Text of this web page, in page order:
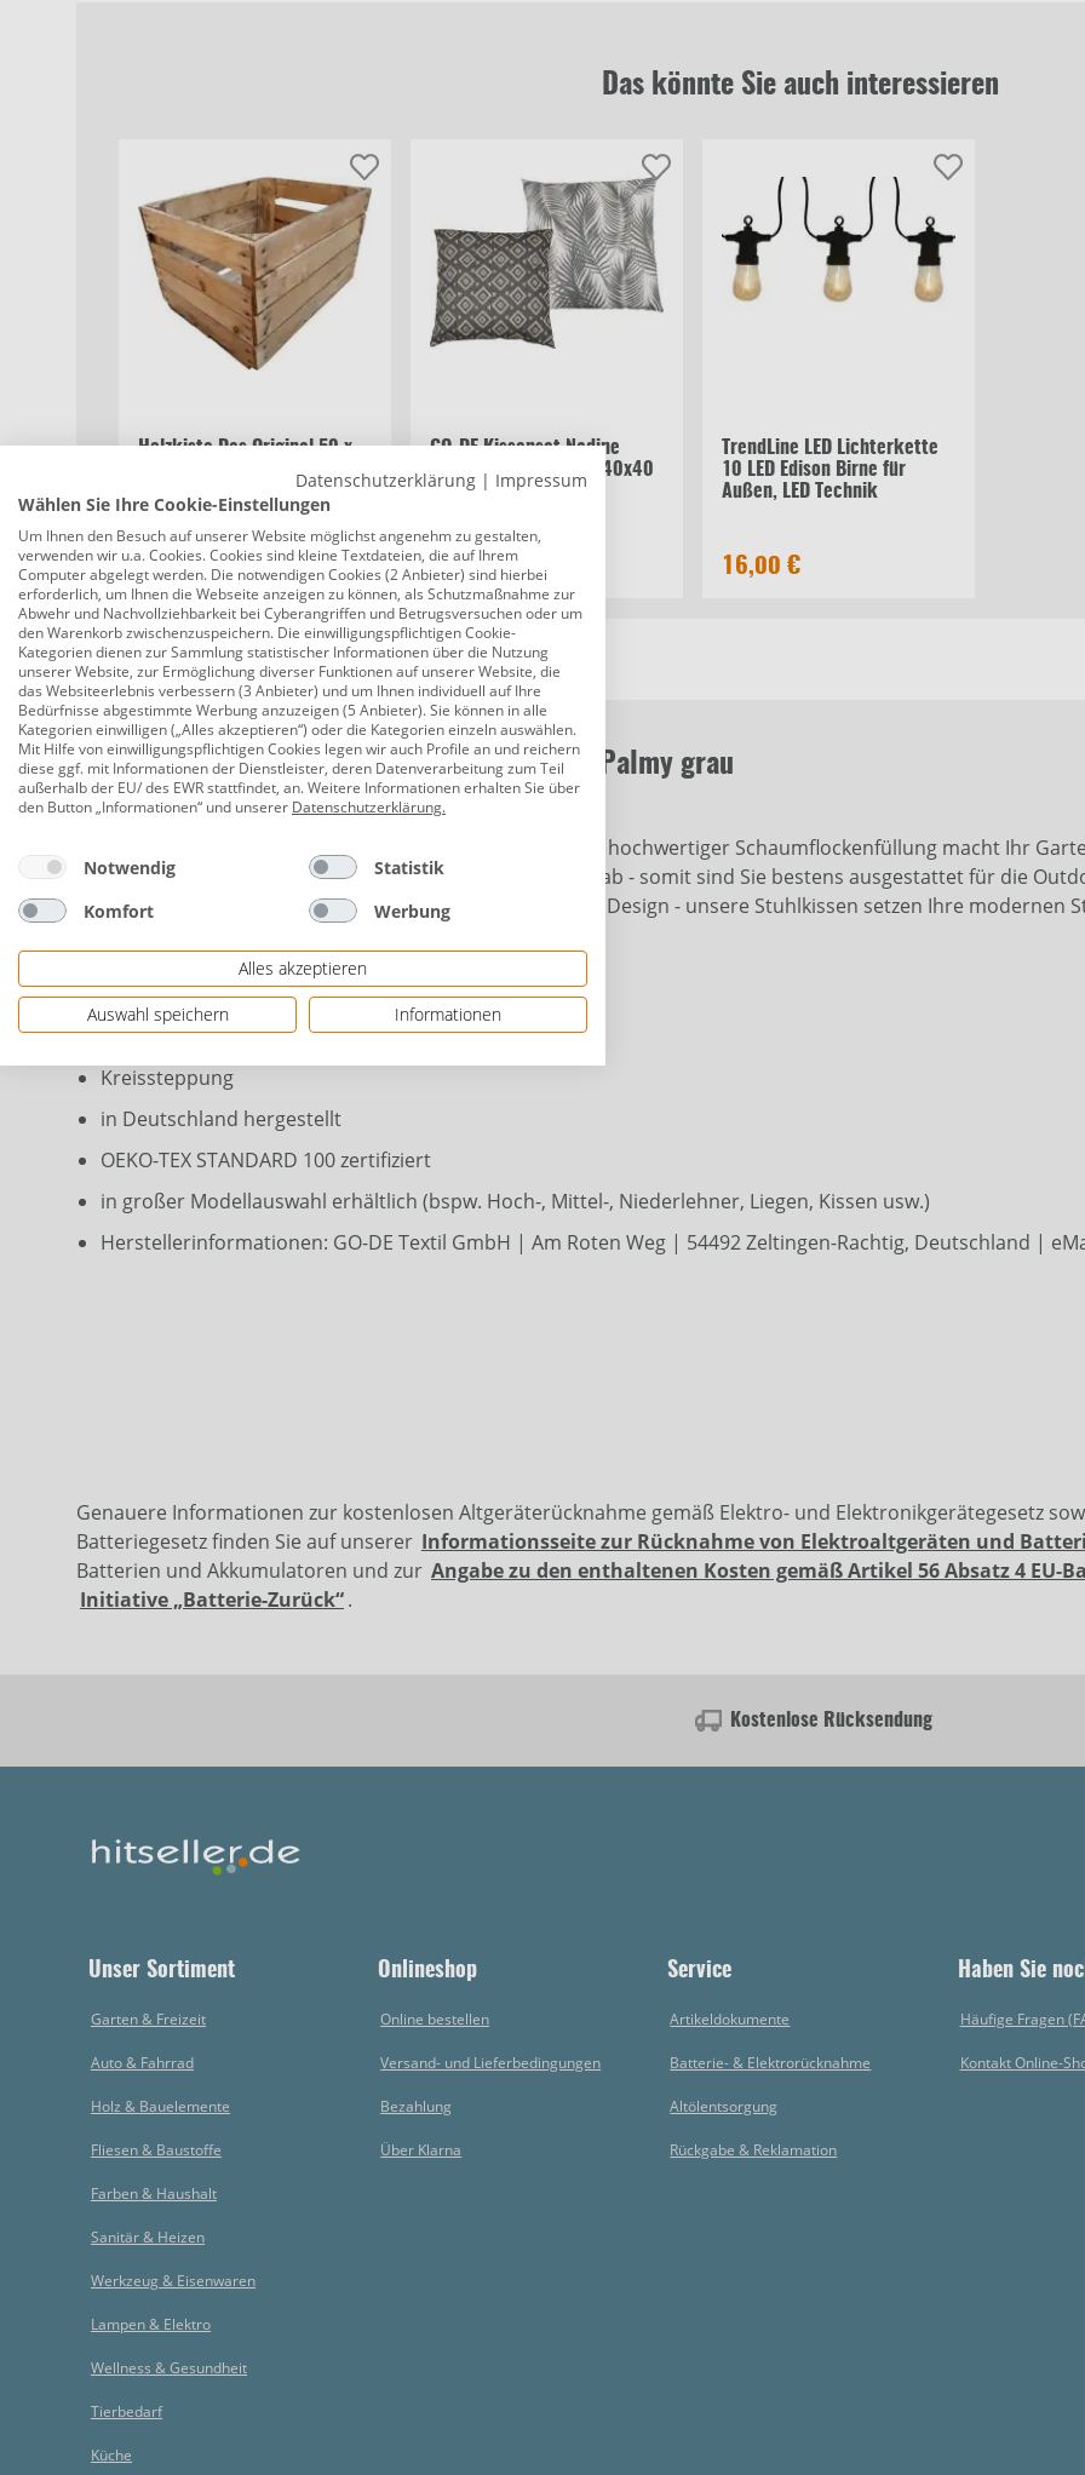
Das könnte Sie auch interessieren
Holzkiste Das Original 50 x
10,49 €
GO-DE Kissenset Nadine
anthrazit 38x38 cm / 40x40
cm
UVP:14,00 €
9,99 €
TrendLine LED Lichterkette
10 LED Edison Birne für
Außen, LED Technik
16,00 €
Beschreibung Bewertungen
GO-DE Bodenkissen 60 cm x 60 cm x 12 cm Palmy grau
Produktnummer:0691301939
Dieses Bodenkissen des deutschen Herstellers GO-DE mit hochwertiger Schaumflockenfüllung macht Ihr
Dessin des Sitzkissens rundet Ihren Außenbereich stilvoll ab - somit sind Sie bestens ausgestattet für die
starten Sie komfortabel in die Gartensaison. Komfort und Design - unsere Stuhlkissen setzen Ihre modernen
Maße: 60 x 60 x 12 cm
Farbe/Dessin: Palmy grau
Material: 70% Baumwolle/30% Polyester
Kreissteppung
in Deutschland hergestellt
OEKO-TEX STANDARD 100 zertifiziert
in großer Modellauswahl erhältlich (bspw. Hoch-, Mittel-, Niederlehner, Liegen, Kissen usw.)
Herstellerinformationen: GO-DE Textil GmbH | Am Roten Weg | 54492 Zeltingen-Rachtig, Deutschland |
Genauere Informationen zur kostenlosen Altgeräterücknahme gemäß Elektro- und Elektronikgerätegesetz
Batteriegesetz finden Sie auf unserer Informationsseite zur Rücknahme von Elektroaltgeräten und
Batterien und Akkumulatoren und zur Angabe zu den enthaltenen Kosten gemäß Artikel 56 Absatz 4 EU-
Initiative „Batterie-Zurück“.
Kostenlose Rücksendung
Unser Sortiment
Garten & Freizeit
Auto & Fahrrad
Holz & Bauelemente
Fliesen & Baustoffe
Farben & Haushalt
Sanitär & Heizen
Werkzeug & Eisenwaren
Lampen & Elektro
Wellness & Gesundheit
Tierbedarf
Küche
Onlineshop
Online bestellen
Versand- und Lieferbedingungen
Bezahlung
Über Klarna
Service
Artikeldokumente
Batterie- & Elektrorücknahme
Altölentsorgung
Rückgabe & Reklamation
Haben Sie
Häufige Fragen
Kontakt Online-
Datenschutzerklärung | Impressum
Wählen Sie Ihre Cookie-Einstellungen
Um Ihnen den Besuch auf unserer Website möglichst angenehm zu gestalten,
verwenden wir u.a. Cookies. Cookies sind kleine Textdateien, die auf Ihrem
Computer abgelegt werden. Die notwendigen Cookies (2 Anbieter) sind hierbei
erforderlich, um Ihnen die Webseite anzeigen zu können, als Schutzmaßnahme zur
Abwehr und Nachvollziehbarkeit bei Cyberangriffen und Betrugsversuchen oder um
den Warenkorb zwischenzuspeichern. Die einwilligungspflichtigen Cookie-
Kategorien dienen zur Sammlung statistischer Informationen über die Nutzung
unserer Website, zur Ermöglichung diverser Funktionen auf unserer Website, die
das Websiteerlebnis verbessern (3 Anbieter) und um Ihnen individuell auf Ihre
Bedürfnisse abgestimmte Werbung anzuzeigen (5 Anbieter). Sie können in alle
Kategorien einwilligen („Alles akzeptieren“) oder die Kategorien einzeln auswählen.
Mit Hilfe von einwilligungspflichtigen Cookies legen wir auch Profile an und reichern
diese ggf. mit Informationen der Dienstleister, deren Datenverarbeitung zum Teil
außerhalb der EU/ des EWR stattfindet, an. Weitere Informationen erhalten Sie über
den Button „Informationen“ und unserer Datenschutzerklärung.
Notwendig
Statistik
Komfort
Werbung
Alles akzeptieren
Auswahl speichern
Informationen